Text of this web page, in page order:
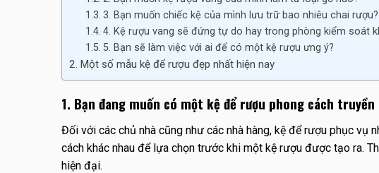
3. Bạn muốn chiếc kệ của mình lưu trữ bao nhiêu chai rượu?
4. Kệ rượu vang sẽ đứng tự do hay trong phòng kiểm soát
5. Bạn sẽ làm việc với ai để có một kệ rượu ưng ý?
Một số mẫu kệ để rượu đẹp nhất hiện nay
1. Bạn đang muốn có một kệ để rượu phong cách truyền
Đối với các chủ nhà cũng như các nhà hàng, kệ để rượu phục vụ
cách khác nhau để lựa chọn trước khi một kệ rượu được tạo ra.
hiện đại.